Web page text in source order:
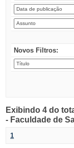
Novos Filtros:
Exibindo 4 do
- Faculdade de
1